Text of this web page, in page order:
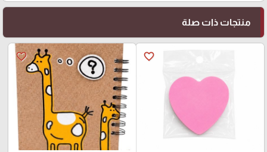
منتجات ذات صلة
favorite_border
favorite_border